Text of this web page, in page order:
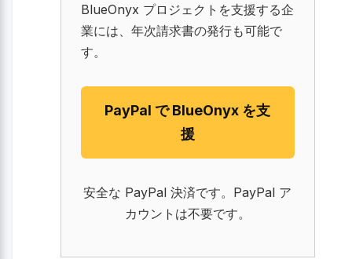
BlueOnyx プロジェクトを支援する企
業には、年次請求書の発行も可能で
す。
PayPal で BlueOnyx を支
援
安全な PayPal 決済です。PayPal ア
カウントは不要です。